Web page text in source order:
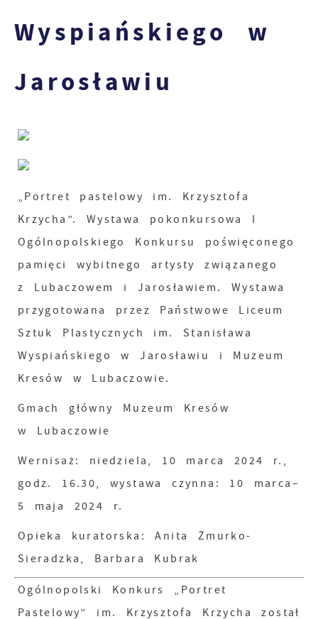
Wyspiańskiego w
Jarosławiu
„Portret pastelowy im. Krzysztofa
Krzycha”. Wystawa pokonkursowa I
Ogólnopolskiego Konkursu poświęconego
pamięci wybitnego artysty związanego
z Lubaczowem i Jarosławiem. Wystawa
przygotowana przez Państwowe Liceum
Sztuk Plastycznych im. Stanisława
Wyspiańskiego w Jarosławiu i Muzeum
Kresów w Lubaczowie.
Gmach główny Muzeum Kresów
w Lubaczowie
Wernisaż: niedziela, 10 marca 2024 r.,
godz. 16.30, wystawa czynna: 10 marca–
5 maja 2024 r.
Opieka kuratorska: Anita Żmurko-
Sieradzka, Barbara Kubrak
Ogólnopolski Konkurs „Portret
Pastelowy” im. Krzysztofa Krzycha został